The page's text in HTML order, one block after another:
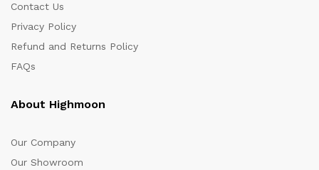
Contact Us
Privacy Policy
Refund and Returns Policy
FAQs
About Highmoon
Our Company
Our Showroom